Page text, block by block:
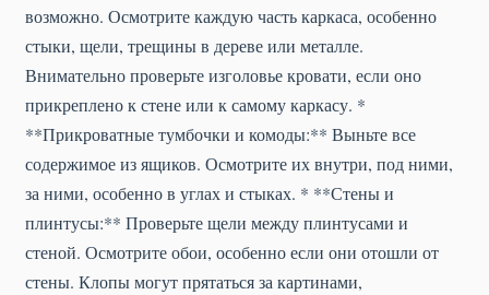
возможно. Осмотрите каждую часть каркаса, особенно
стыки, щели, трещины в дереве или металле.
Внимательно проверьте изголовье кровати, если оно
прикреплено к стене или к самому каркасу. *
**Прикроватные тумбочки и комоды:** Выньте все
содержимое из ящиков. Осмотрите их внутри, под ними,
за ними, особенно в углах и стыках. * **Стены и
плинтусы:** Проверьте щели между плинтусами и
стеной. Осмотрите обои, особенно если они отошли от
стены. Клопы могут прятаться за картинами,